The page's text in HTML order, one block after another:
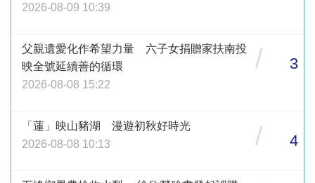
2026-08-09 10:39
父親遺愛化作希望力量 六子女捐贈家扶南投
映全號延續善的循環
2026-08-08 15:22
/ 3
「蓮」映山豬湖 漫遊初秋好時光
2026-08-08 10:13
/ 4